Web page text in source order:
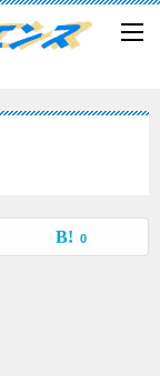
0